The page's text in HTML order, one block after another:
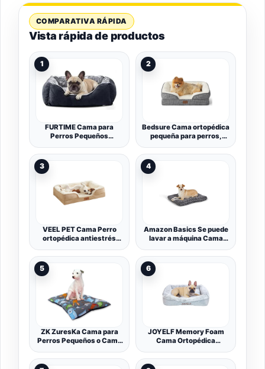
COMPARATIVA RÁPIDA
Vista rápida de productos
1
FURTIME Cama para
Perros Pequeños
Antiestres - Caseta
Lavable, Colchón, Cuna,
2
Bedsure Cama ortopédica
pequeña para perros,
perros pequeños, sofá
cama de espuma de
apoyo para mascotas con
forro impermeable y parte
inferior
3
VEEL PET Cama Perro
ortopédica antiestrés
Impermeable (Small)
4
Amazon Basics Se puede
lavar a máquina Cama
Poliéster - 59 x 46 x 6 cm
(L x W x H), gris en espiral
5
ZK ZuresKa Cama para
Perros Pequeños o Cama
Cama de Mascota para
Suelo, Lavable y Tamaño
6
JOYELF Memory Foam
Cama Ortopédica
Funda Lavable, Diseño
Independiente con Forro